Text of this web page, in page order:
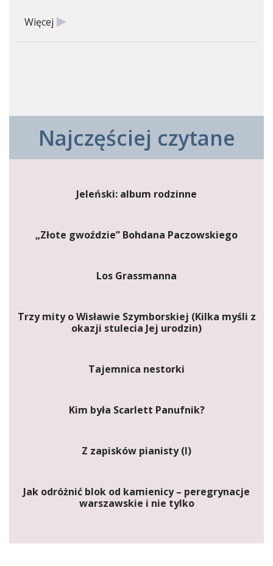
Więcej
Najczęściej czytane
Jeleński: album rodzinne
„Złote gwoździe” Bohdana Paczowskiego
Los Grassmanna
Trzy mity o Wisławie Szymborskiej (Kilka myśli z
okazji stulecia Jej urodzin)
Tajemnica nestorki
Kim była Scarlett Panufnik?
Z zapisków pianisty (I)
Jak odróżnić blok od kamienicy – peregrynacje
warszawskie i nie tylko